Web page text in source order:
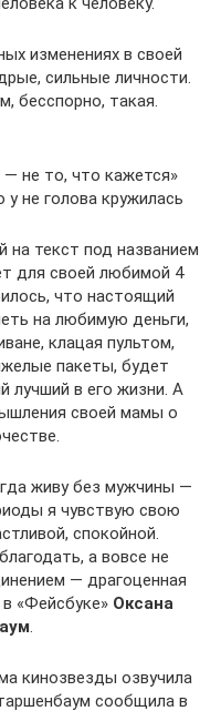
изменениях в своей
сильные личности.
бесспорно, такая.
не то, что кажется»
не голова кружилась
на текст под названием
для своей любимой 4
что настоящий
на любимую деньги,
клацая пультом,
пакеты, будет
лучший в его жизни. А
своей мамы о
живу без мужчины —
я чувствую свою
спокойной.
а вовсе не
— драгоценная
«Фейсбуке» Оксана
.
кинозвезды озвучила
сообщила в